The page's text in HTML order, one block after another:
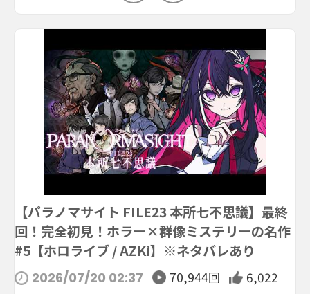
【パラノマサイト FILE23 本所七不思議】最終
回！完全初見！ホラー×群像ミステリーの名作
#5【ホロライブ / AZKi】※ネタバレあり
2026/07/20 02:37 70,944回
6,022